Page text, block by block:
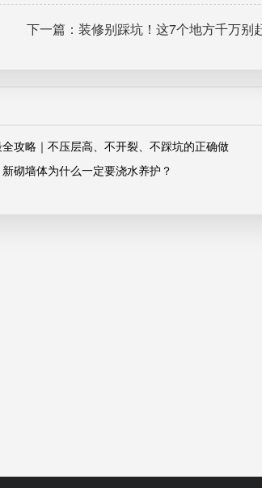
下一篇：装修别踩坑！这7个地方千万别
攻略｜不压层高、不开裂、不踩坑的正确做
砌墙体为什么一定要浇水养护？